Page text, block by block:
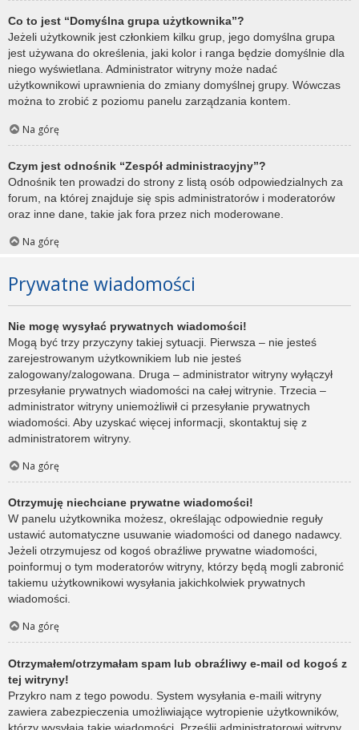
Co to jest “Domyślna grupa użytkownika”?
Jeżeli użytkownik jest członkiem kilku grup, jego domyślna grupa
jest używana do określenia, jaki kolor i ranga będzie domyślnie dla
niego wyświetlana. Administrator witryny może nadać
użytkownikowi uprawnienia do zmiany domyślnej grupy. Wówczas
można to zrobić z poziomu panelu zarządzania kontem.
Na górę
Czym jest odnośnik “Zespół administracyjny”?
Odnośnik ten prowadzi do strony z listą osób odpowiedzialnych za
forum, na której znajduje się spis administratorów i moderatorów
oraz inne dane, takie jak fora przez nich moderowane.
Na górę
Prywatne wiadomości
Nie mogę wysyłać prywatnych wiadomości!
Mogą być trzy przyczyny takiej sytuacji. Pierwsza – nie jesteś
zarejestrowanym użytkownikiem lub nie jesteś
zalogowany/zalogowana. Druga – administrator witryny wyłączył
przesyłanie prywatnych wiadomości na całej witrynie. Trzecia –
administrator witryny uniemożliwił ci przesyłanie prywatnych
wiadomości. Aby uzyskać więcej informacji, skontaktuj się z
administratorem witryny.
Na górę
Otrzymuję niechciane prywatne wiadomości!
W panelu użytkownika możesz, określając odpowiednie reguły
ustawić automatyczne usuwanie wiadomości od danego nadawcy.
Jeżeli otrzymujesz od kogoś obraźliwe prywatne wiadomości,
poinformuj o tym moderatorów witryny, którzy będą mogli zabronić
takiemu użytkownikowi wysyłania jakichkolwiek prywatnych
wiadomości.
Na górę
Otrzymałem/otrzymałam spam lub obraźliwy e-mail od kogoś z
tej witryny!
Przykro nam z tego powodu. System wysyłania e-maili witryny
zawiera zabezpieczenia umożliwiające wytropienie użytkowników,
którzy wysyłają takie wiadomości. Prześlij administratorowi witryny